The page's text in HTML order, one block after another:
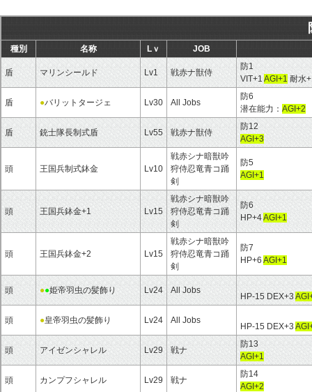
種別 名称 Lｖ JOB
盾 マリンシールド Lv1 戦赤ナ獣侍
防1
VIT+1 AGI+1 耐水
盾 ●バリットタージェ Lv30 All Jobs
防6
潜在能力： AGI+2
盾 銃士隊長制式盾 Lv55 戦赤ナ獣侍
防12
AGI+3
頭 王国兵制式鉢金 Lv10
戦赤シナ暗獣吟
狩侍忍竜青コ踊
剣
防5
AGI+1
頭 王国兵鉢金+1 Lv15
戦赤シナ暗獣吟
狩侍忍竜青コ踊
剣
防6
HP+4AGI+1
頭 王国兵鉢金+2 Lv15
戦赤シナ暗獣吟
狩侍忍竜青コ踊
剣
防7
HP+6 AGI+1
頭 ●●姫帝羽虫の髪飾り Lv24 All Jobs
HP-15 DEX+3
頭 ●皇帝羽虫の髪飾り Lv24 All Jobs
HP-15 DEX+3
頭 アイゼンシャレル Lv29 戦ナ
防13
AGI+1
頭 カンプフシャレル Lv29 戦ナ
防14
AGI+2